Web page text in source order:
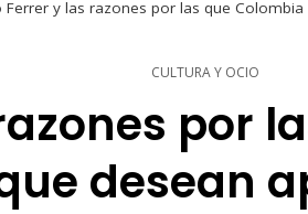
Ferrer y las razones por las que
CULTURA Y OCIO
por
desean